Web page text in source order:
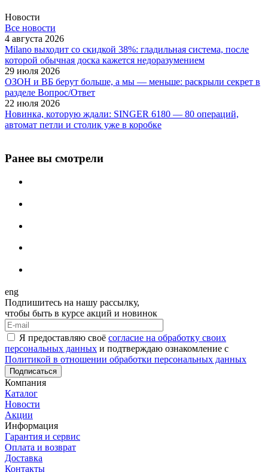
Новости
Все новости
4 августа 2026
Milano выходит со скидкой 38%: гладильная система, после
которой обычная доска кажется недоразумением
29 июля 2026
ОЗОН и ВБ берут больше, а мы — меньше: раскрыли секрет в
разделе Вопрос/Ответ
22 июля 2026
Новинка, которую ждали: SINGER 6180 — 80 операций,
автомат петли и столик уже в коробке
Ранее вы смотрели
eng
Подпишитесь на нашу рассылку,
чтобы быть в курсе акций и новинок
Я предоставляю своё согласие на обработку своих
персональных данных и подтверждаю ознакомление с
Политикой в отношении обработки персональных данных
Подписаться
Компания
Каталог
Новости
Акции
Информация
Гарантия и сервис
Оплата и возврат
Доставка
Контакты